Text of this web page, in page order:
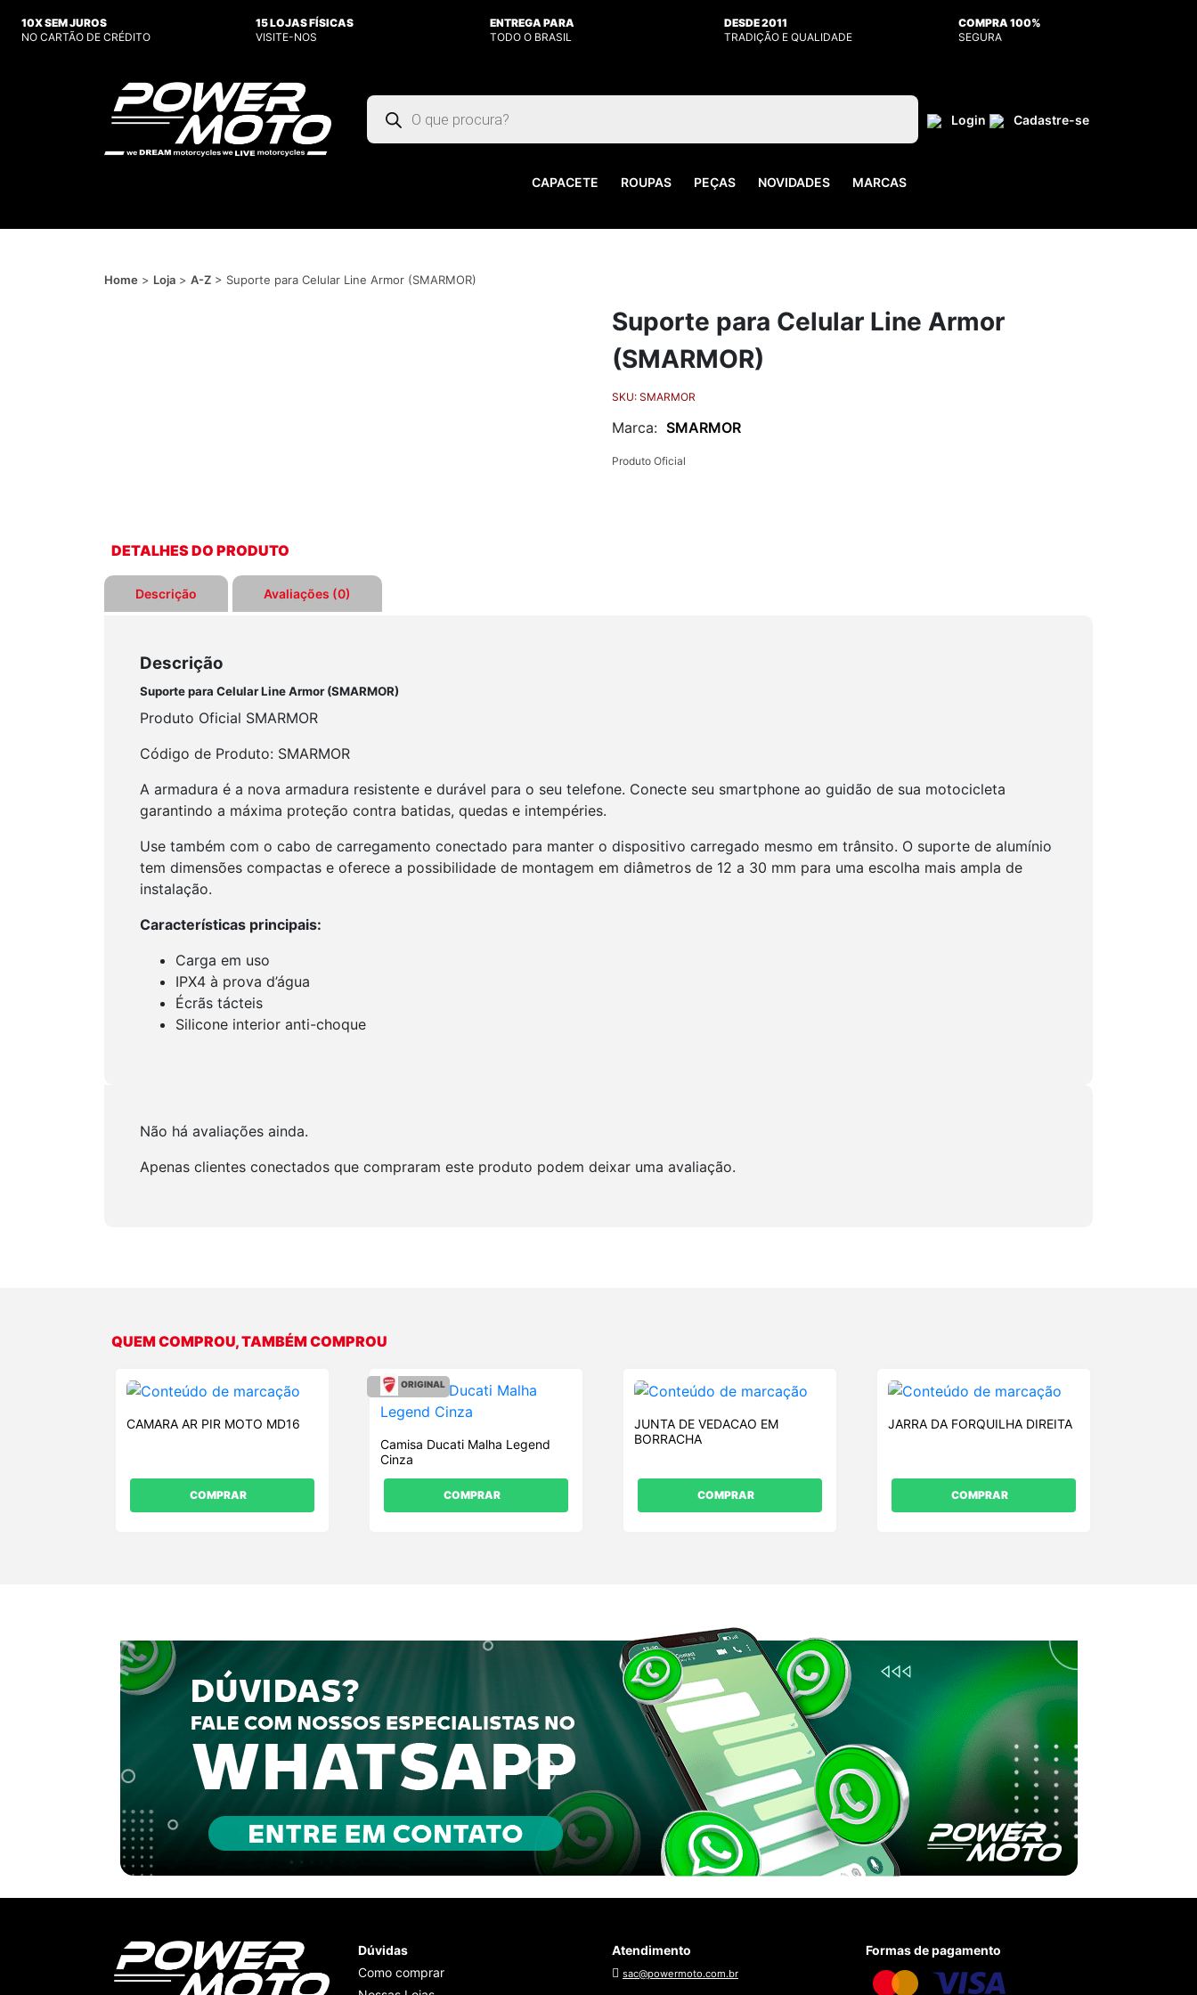
10X SEM JUROS
NO CARTÃO DE CRÉDITO
15 LOJAS FÍSICAS
VISITE-NOS
ENTREGA PARA
TODO O BRASIL
DESDE 2011
TRADIÇÃO E QUALIDADE
COMPRA 100%
SEGURA
Pesquisar
produtos
Login Cadastre-se
CAPACETE ROUPAS PEÇAS NOVIDADES MARCAS
Home > Loja > A-Z > Suporte para Celular Line Armor (SMARMOR)
Suporte para Celular Line Armor
(SMARMOR)
SKU: SMARMOR
Marca: SMARMOR
Produto Oficial
DETALHES DO PRODUTO
Descrição Avaliações (0)
Descrição
Suporte para Celular Line Armor (SMARMOR)
Produto Oficial SMARMOR
Código de Produto: SMARMOR
A armadura é a nova armadura resistente e durável para o seu telefone. Conecte seu smartphone ao guidão de sua motocicleta
garantindo a máxima proteção contra batidas, quedas e intempéries.
Use também com o cabo de carregamento conectado para manter o dispositivo carregado mesmo em trânsito. O suporte de alumínio
tem dimensões compactas e oferece a possibilidade de montagem em diâmetros de 12 a 30 mm para uma escolha mais ampla de
instalação.
Características principais:
Carga em uso
IPX4 à prova d’água
Écrãs tácteis
Silicone interior anti-choque
Não há avaliações ainda.
Apenas clientes conectados que compraram este produto podem deixar uma avaliação.
QUEM COMPROU, TAMBÉM COMPROU
CAMARA AR PIR MOTO MD16
COMPRAR
ORIGINAL
Camisa Ducati Malha Legend
Cinza
COMPRAR
JUNTA DE VEDACAO EM
BORRACHA
COMPRAR
JARRA DA FORQUILHA DIREITA
COMPRAR
Dúvidas
Como comprar
Atendimento
sac@powermoto.com.br
Formas de pagamento